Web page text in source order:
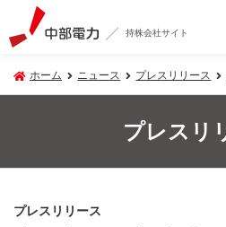
持株会社サイト
ホーム ニュース プレスリリース
プレスリ
プレスリリース